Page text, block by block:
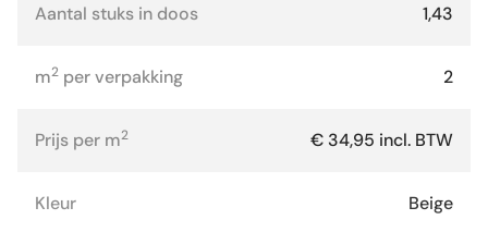
Aantal stuks in doos 1,43
m2 per verpakking 2
Prijs per m2 € 34,95 incl. BTW
Kleur Beige